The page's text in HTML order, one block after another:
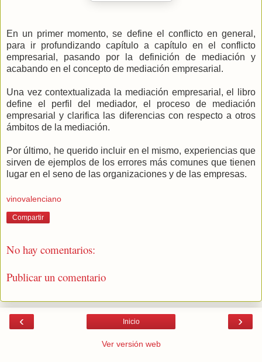
En un primer momento, se define el conflicto en general,
para ir profundizando capítulo a capítulo en el conflicto
empresarial, pasando por la definición de mediación y
acabando en el concepto de mediación empresarial.
Una vez contextualizada la mediación empresarial, el libro
define el perfil del mediador, el proceso de mediación
empresarial y clarifica las diferencias con respecto a otros
ámbitos de la mediación.
Por último, he querido incluir en el mismo, experiencias que
sirven de ejemplos de los errores más comunes que tienen
lugar en el seno de las organizaciones y de las empresas.
vinovalenciano
Compartir
No hay comentarios:
Publicar un comentario
‹ ›
Inicio
Ver versión web